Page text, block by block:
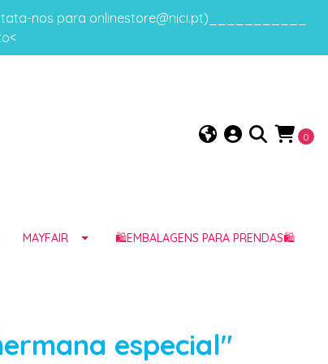
nos para onlinestore@nici.pt)___________
0
MAYFAIR 🛍️EMBALAGENS PARA PRENDAS🛍️
especial"